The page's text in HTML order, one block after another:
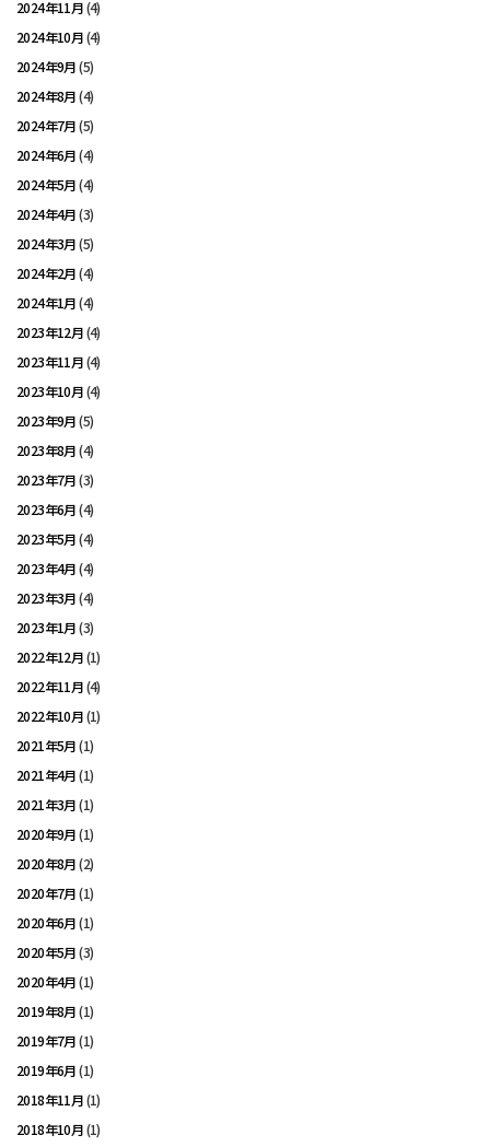
2024年11月(4)
2024年10月(4)
2024年9月(5)
2024年8月(4)
2024年7月(5)
2024年6月(4)
2024年5月(4)
2024年4月(3)
2024年3月(5)
2024年2月(4)
2024年1月(4)
2023年12月(4)
2023年11月(4)
2023年10月(4)
2023年9月(5)
2023年8月(4)
2023年7月(3)
2023年6月(4)
2023年5月(4)
2023年4月(4)
2023年3月(4)
2023年1月(3)
2022年12月(1)
2022年11月(4)
2022年10月(1)
2021年5月(1)
2021年4月(1)
2021年3月(1)
2020年9月(1)
2020年8月(2)
2020年7月(1)
2020年6月(1)
2020年5月(3)
2020年4月(1)
2019年8月(1)
2019年7月(1)
2019年6月(1)
2018年11月(1)
2018年10月(1)